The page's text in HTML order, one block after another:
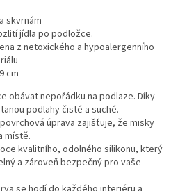
skvrnám
jídla po podložce.
z netoxického a hypoalergenního
cm
obávat nepořádku na podlaze. Díky
podlahy čisté a suché.
úprava zajišťuje, že misky
místě.
kvalitního, odolného silikonu, který
a zároveň bezpečný pro vaše